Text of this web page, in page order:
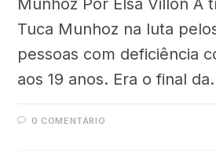
Tuca Munhoz na luta
pessoas com deficiência
aos 19 anos. Era o final
0 COMENTÁRIO